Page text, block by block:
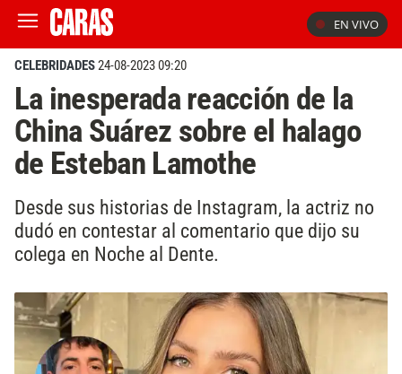
EN VIVO
CELEBRIDADES24-08-2023 09:20
La inesperada reacción de la
China Suárez sobre el halago
de Esteban Lamothe
Desde sus historias de Instagram, la actriz no
dudó en contestar al comentario que dijo su
colega en Noche al Dente.